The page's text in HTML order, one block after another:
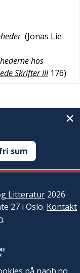
(Jonas Lie
hos
Skrifter III 176)
sum
Litteratur2026
27 i Oslo. Kontakt
.